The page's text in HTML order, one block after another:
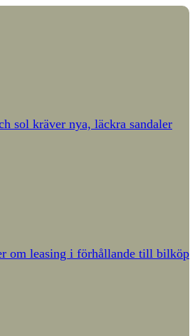
sol kräver nya, läckra sandaler
om leasing i förhållande till bilköp